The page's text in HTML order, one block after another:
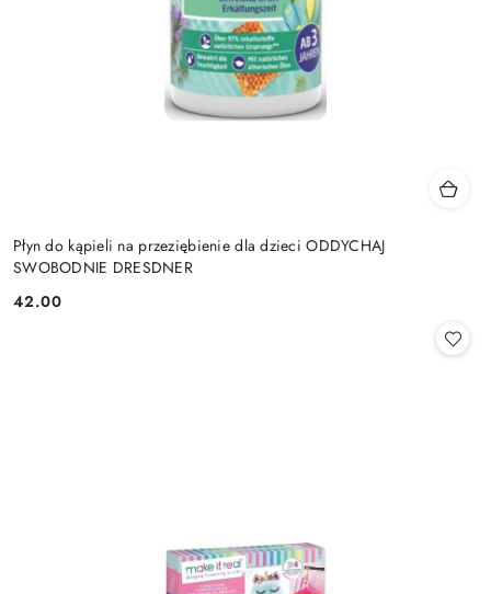
Płyn do kąpieli na przeziębienie dla dzieci ODDYCHAJ
SWOBODNIE DRESDNER
Cena:
42.00